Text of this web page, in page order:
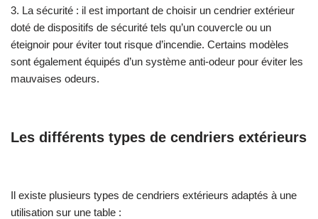
Assemblage facile grâce aux
pièces préassemblées
(panneaux préfabriqués). * Les
tables de sable AXI portent un
marquage CE et sont testées et
avec une teinture à base d'eau,
Dimensions (LxlxH) : 125 x 93,5
3. La sécurité : il est important de choisir un cendrier extérieur
doté de dispositifs de sécurité tels qu’un couvercle ou un
éteignoir pour éviter tout risque d’incendie. Certains modèles
sont également équipés d’un système anti-odeur pour éviter les
mauvaises odeurs.
Les différents types de cendriers extérieurs
Il existe plusieurs types de cendriers extérieurs adaptés à une
utilisation sur une table :